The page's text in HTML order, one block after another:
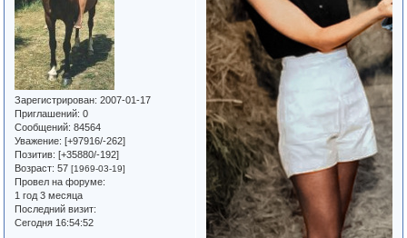
Зарегистрирован: 2007-01-17
Приглашений: 0
Сообщений: 84564
Уважение: [+97916/-262]
Позитив: [+35880/-192]
Возраст: 57[1969-03-19]
Провел на форуме:
1 год 3 месяца
Последний визит:
Сегодня 16:54:52